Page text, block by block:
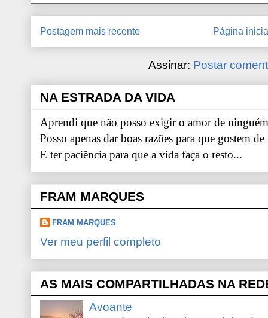
Postagem mais recente Página
Assinar: Postar
NA ESTRADA DA VIDA
Aprendi que não posso exigir o amor de
Posso apenas dar boas razões para que gostem
E ter paciência para que a vida faça o resto...
FRAM MARQUES
FRAM MARQUES
Ver meu perfil completo
AS MAIS COMPARTILHADAS NA
Avoante